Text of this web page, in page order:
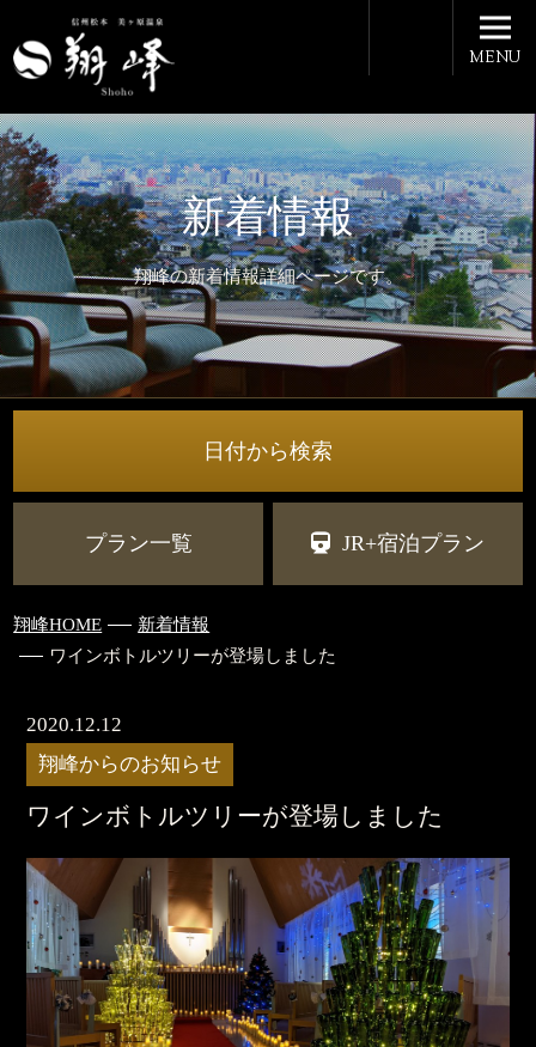
新着情報
翔峰の新着情報詳細ページです。
MENU
日付から検索
プラン一覧 JR+宿泊プラン
翔峰HOME
新着情報
ワインボトルツリーが登場しました
2020.12.12
翔峰からのお知らせ
ワインボトルツリーが登場しました